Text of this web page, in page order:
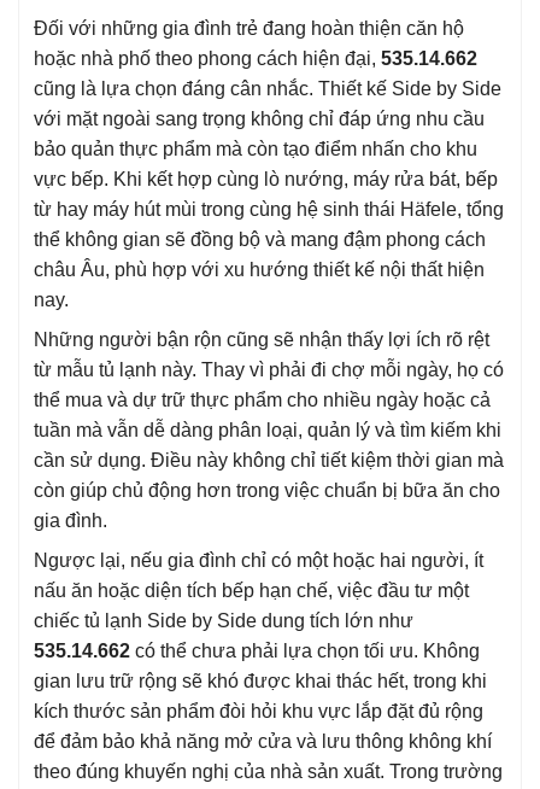
Đối với những gia đình trẻ đang hoàn thiện căn hộ
hoặc nhà phố theo phong cách hiện đại, 535.14.662
cũng là lựa chọn đáng cân nhắc. Thiết kế Side by Side
với mặt ngoài sang trọng không chỉ đáp ứng nhu cầu
bảo quản thực phẩm mà còn tạo điểm nhấn cho khu
vực bếp. Khi kết hợp cùng lò nướng, máy rửa bát, bếp
từ hay máy hút mùi trong cùng hệ sinh thái Häfele, tổng
thể không gian sẽ đồng bộ và mang đậm phong cách
châu Âu, phù hợp với xu hướng thiết kế nội thất hiện
nay.
Những người bận rộn cũng sẽ nhận thấy lợi ích rõ rệt
từ mẫu tủ lạnh này. Thay vì phải đi chợ mỗi ngày, họ có
thể mua và dự trữ thực phẩm cho nhiều ngày hoặc cả
tuần mà vẫn dễ dàng phân loại, quản lý và tìm kiếm khi
cần sử dụng. Điều này không chỉ tiết kiệm thời gian mà
còn giúp chủ động hơn trong việc chuẩn bị bữa ăn cho
gia đình.
Ngược lại, nếu gia đình chỉ có một hoặc hai người, ít
nấu ăn hoặc diện tích bếp hạn chế, việc đầu tư một
chiếc tủ lạnh Side by Side dung tích lớn như
535.14.662 có thể chưa phải lựa chọn tối ưu. Không
gian lưu trữ rộng sẽ khó được khai thác hết, trong khi
kích thước sản phẩm đòi hỏi khu vực lắp đặt đủ rộng
để đảm bảo khả năng mở cửa và lưu thông không khí
theo đúng khuyến nghị của nhà sản xuất. Trong trường